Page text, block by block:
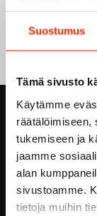
Suostumus
Tämä sivusto
Käytämme
räätälöimiseen,
tukemiseen ja
jaamme
alan
sivustoamme.
tietoja muihin
99,90
on
ORIGOPRO OY
Höyläämötie 18
FI-00380
FINLAND
Email: